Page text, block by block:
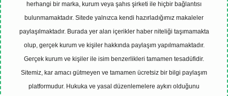
herhangi bir marka, kurum veya şahıs şirketi ile hiçbir bağlantısı
bulunmamaktadır. Sitede yalnızca kendi hazırladığımız makaleler
paylaşılmaktadır. Burada yer alan içerikler haber niteliği taşımamakta
olup, gerçek kurum ve kişiler hakkında paylaşım yapılmamaktadır.
Gerçek kurum ve kişiler ile isim benzerlikleri tamamen tesadüfidir.
Sitemiz, kar amacı gütmeyen ve tamamen ücretsiz bir bilgi paylaşım
platformudur. Hukuka ve yasal düzenlemelere aykırı olduğunu